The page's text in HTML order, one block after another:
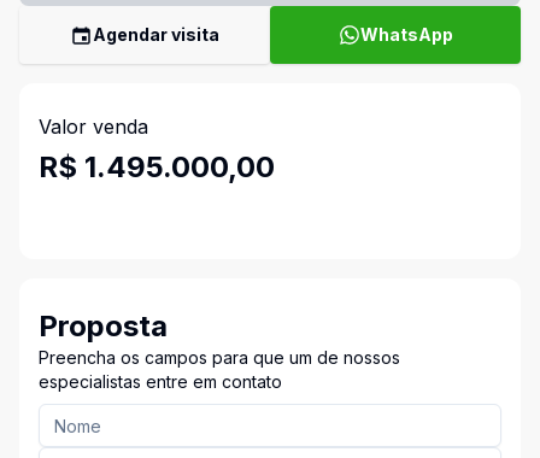
Agendar visita WhatsApp
Valor venda
R$ 1.495.000,00
Proposta
Preencha os campos para que um de nossos
especialistas entre em contato